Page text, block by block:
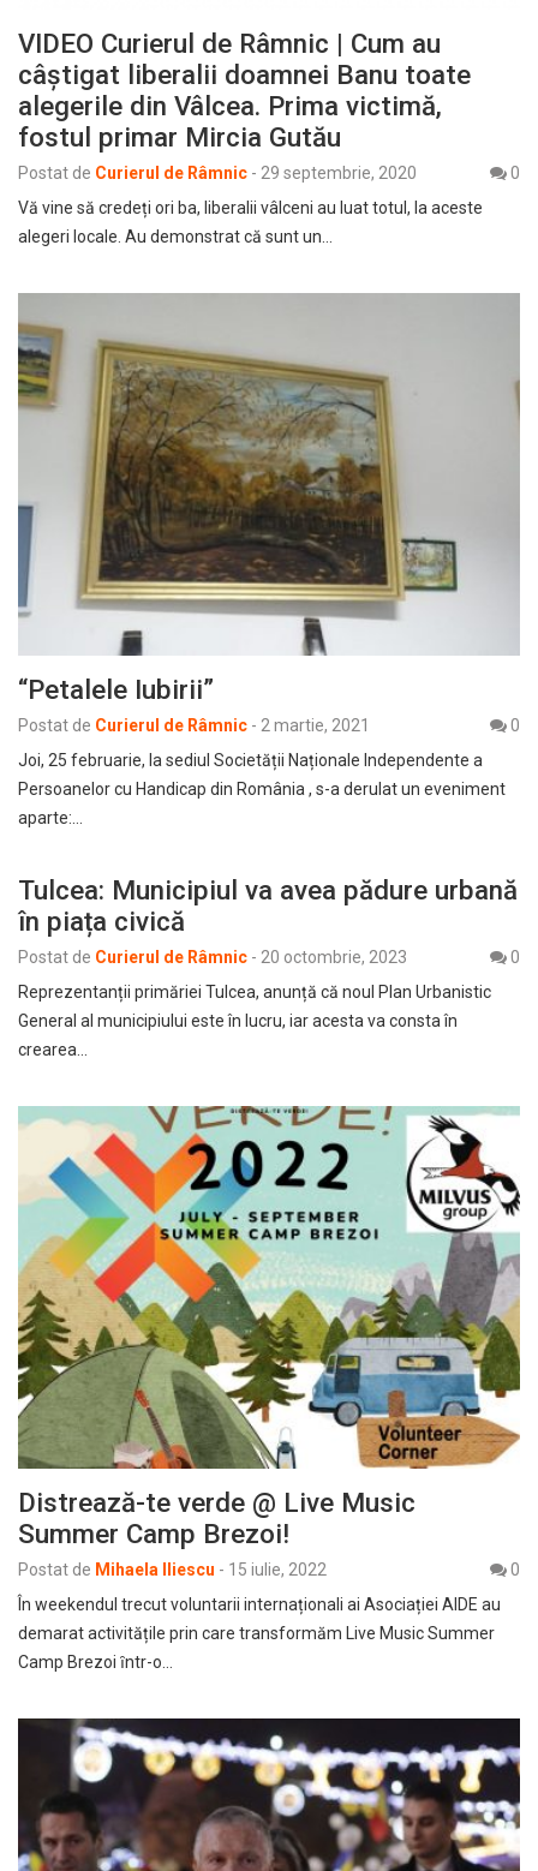
VIDEO Curierul de Râmnic | Cum au
câștigat liberalii doamnei Banu toate
alegerile din Vâlcea. Prima victimă,
fostul primar Mircia Gutău
Postat de Curierul de Râmnic - 29 septembrie, 2020
0
Vă vine să credeți ori ba, liberalii vâlceni au luat totul, la aceste
alegeri locale. Au demonstrat că sunt un…
“Petalele Iubirii”
Postat de Curierul de Râmnic - 2 martie, 2021
0
Joi, 25 februarie, la sediul Societății Naționale Independente a
Persoanelor cu Handicap din România , s-a derulat un eveniment
aparte:…
Tulcea: Municipiul va avea pădure urbană
în piața civică
Postat de Curierul de Râmnic - 20 octombrie, 2023
0
Reprezentanții primăriei Tulcea, anunță că noul Plan Urbanistic
General al municipiului este în lucru, iar acesta va consta în
crearea…
Distrează-te verde @ Live Music
Summer Camp Brezoi!
Postat de Mihaela Iliescu - 15 iulie, 2022
0
În weekendul trecut voluntarii internaționali ai Asociației AIDE au
demarat activitățile prin care transformăm Live Music Summer
Camp Brezoi ȋntr-o…